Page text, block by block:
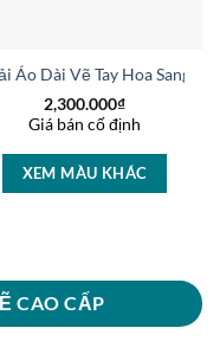
V51607
Áo Dài Vẽ Tay Hoa Sang
2,300.000₫
Giá bán cố định
XEM MÀU KHÁC
CAO CẤP